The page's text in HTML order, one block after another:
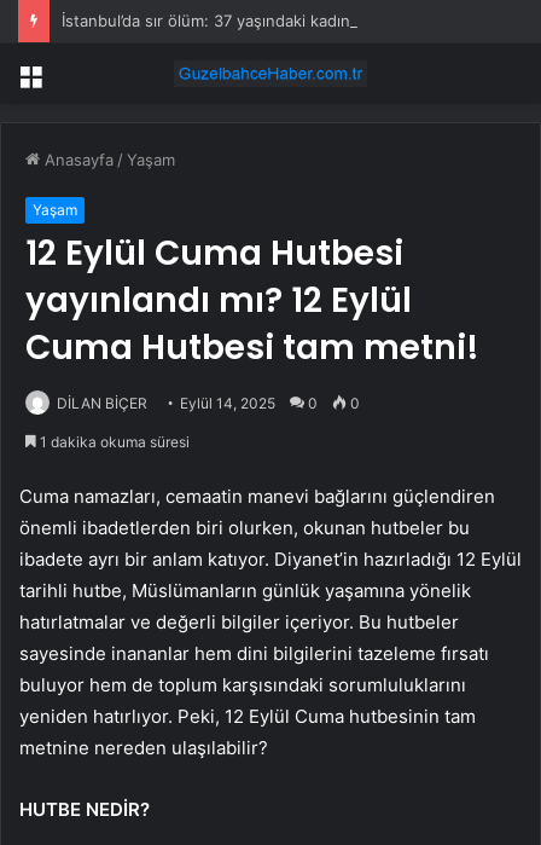
Menü
Anasayfa /Yaşam
Yaşam
12 Eylül Cuma Hutbesi
yayınlandı mı? 12 Eylül
Cuma Hutbesi tam metni!
DİLAN BİÇER Eylül 14, 2025 0 0
1 dakika okuma süresi
Cuma namazları, cemaatin manevi bağlarını güçlendiren
önemli ibadetlerden biri olurken, okunan hutbeler bu
ibadete ayrı bir anlam katıyor. Diyanet’in hazırladığı 12 Eylül
tarihli hutbe, Müslümanların günlük yaşamına yönelik
hatırlatmalar ve değerli bilgiler içeriyor. Bu hutbeler
sayesinde inananlar hem dini bilgilerini tazeleme fırsatı
buluyor hem de toplum karşısındaki sorumluluklarını
yeniden hatırlıyor. Peki, 12 Eylül Cuma hutbesinin tam
metnine nereden ulaşılabilir?
HUTBE NEDİR?